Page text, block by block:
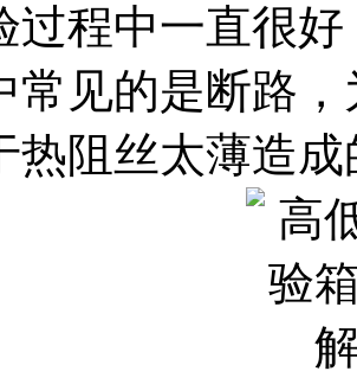
过程中一直很
常见的是断路
热阻丝太薄造成